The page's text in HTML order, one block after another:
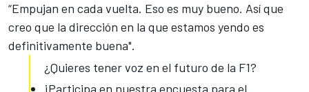
“Empujan en cada vuelta. Eso es muy bueno. Así que
creo que la dirección en la que estamos yendo es
definitivamente buena".
¿Quieres tener voz en el futuro de la F1?
¡Participa en nuestra encuesta para el